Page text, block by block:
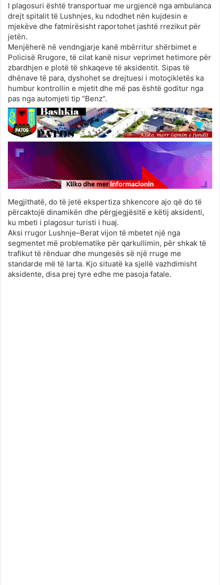
I plagosuri është transportuar me urgjencë nga ambulanca
drejt spitalit të Lushnjes, ku ndodhet nën kujdesin e
mjekëve dhe fatmirësisht raportohet jashtë rrezikut për
jetën.
Menjëherë në vendngjarje kanë mbërritur shërbimet e
Policisë Rrugore, të cilat kanë nisur veprimet hetimore për
zbardhjen e plotë të shkaqeve të aksidentit. Sipas të
dhënave të para, dyshohet se drejtuesi i motoçikletës ka
humbur kontrollin e mjetit dhe më pas është goditur nga
pas nga automjeti tip “Benz”.
Megjithatë, do të jetë ekspertiza shkencore ajo që do të
përcaktojë dinamikën dhe përgjegjësitë e këtij aksidenti,
ku mbeti i plagosur turisti i huaj.
Aksi rrugor Lushnje–Berat vijon të mbetet një nga
segmentet më problematike për qarkullimin, për shkak të
trafikut të rënduar dhe mungesës së një rruge me
standarde më të larta. Kjo situatë ka sjellë vazhdimisht
aksidente, disa prej tyre edhe me pasoja fatale.